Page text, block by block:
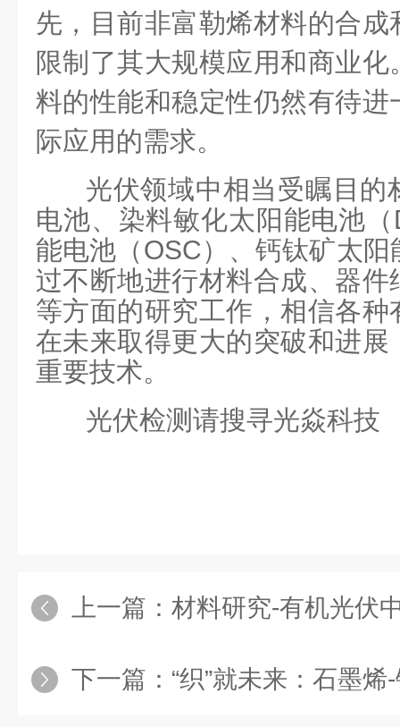
先，目前非富勒烯材料的合
限制了其大规模应用和商业
料的性能和稳定性仍然有待
际应用的需求。
光伏领域中相当受瞩目的
电池、染料敏化太阳能电池（
能电池（OSC）、钙钛矿太阳
过不断地进行材料合成、器
等方面的研究工作，相信各
在未来取得更大的突破和进
重要技术。
光伏检测请搜寻光焱科技
上一篇： 材料研究-有机光伏
下一篇： “织”就未来：石墨烯-钙钛矿光纤光